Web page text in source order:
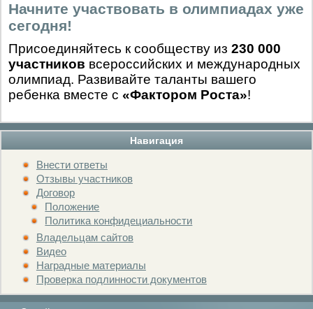
Навигация
Внести ответы
Отзывы участников
Договор
Положение
Политика конфидециальности
Владельцам сайтов
Видео
Наградные материалы
Проверка подлинности документов
Начните участвовать в олимпиадах уже
сегодня!
Присоединяйтесь к сообществу из 230 000
участников всероссийских и международных
олимпиад. Развивайте таланты вашего
ребенка вместе с «Фактором Роста»!